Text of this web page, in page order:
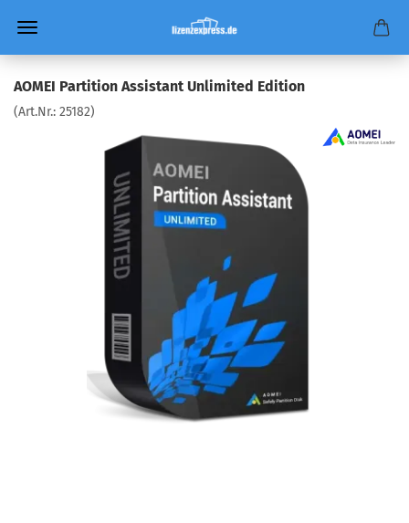
AOMEI Partition Assistant Unlimited Edition
(Art.Nr.: 25182)